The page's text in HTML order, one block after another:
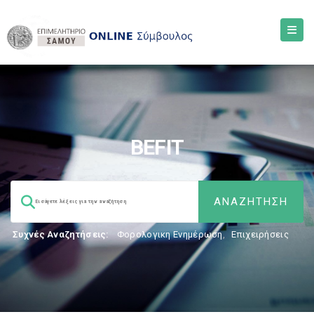
BEFIT
Συχνές Αναζητήσεις: Φορολογικη Ενημέρωση, Επιχειρήσεις